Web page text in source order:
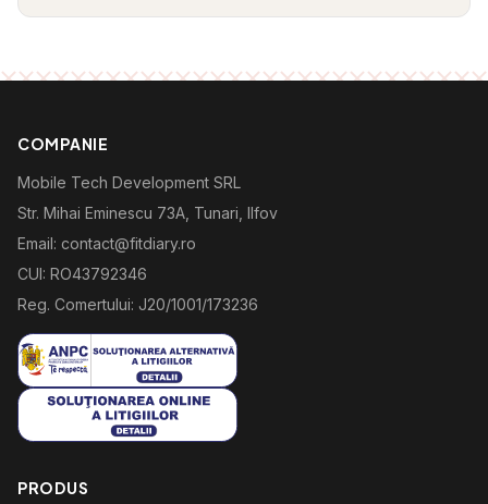
COMPANIE
Mobile Tech Development SRL
Str. Mihai Eminescu 73A, Tunari, Ilfov
Email: contact@fitdiary.ro
CUI: RO43792346
Reg. Comertului: J20/1001/173236
PRODUS